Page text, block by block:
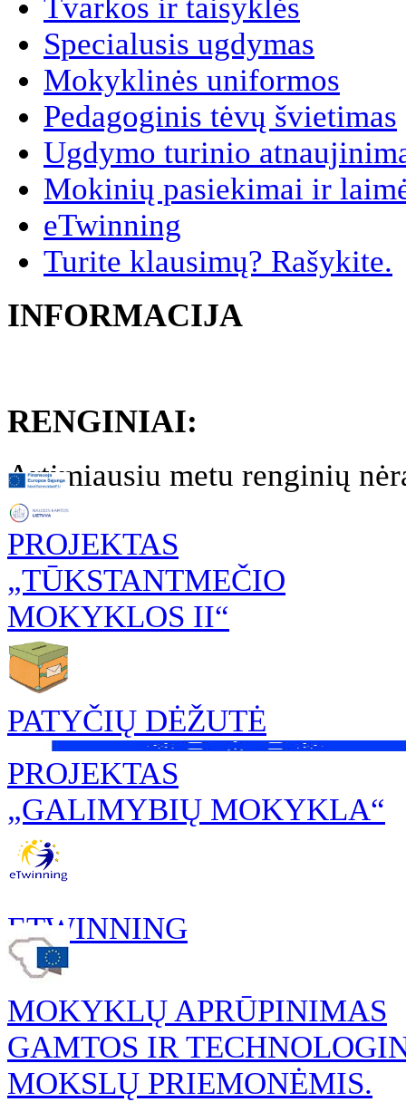
Tvarkos ir taisyklės
Specialusis ugdymas
Mokyklinės uniformos
Pedagoginis tėvų švietimas
Ugdymo turinio
Mokinių pasiekimai ir
eTwinning
Turite klausimų? Rašykite.
INFORMACIJA
RENGINIAI:
Artimiausiu metu renginių
PROJEKTAS
„TŪKSTANTMEČIO
MOKYKLOS II“
PATYČIŲ DĖŽUTĖ
PROJEKTAS
„GALIMYBIŲ MOKYKLA“
ETWINNING
MOKYKLŲ APRŪPINIMAS
GAMTOS IR
MOKSLŲ PRIEMONĖMIS.